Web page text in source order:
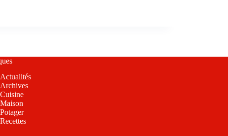
Actualités
Archives
Cuisine
Maison
Potager
Recettes